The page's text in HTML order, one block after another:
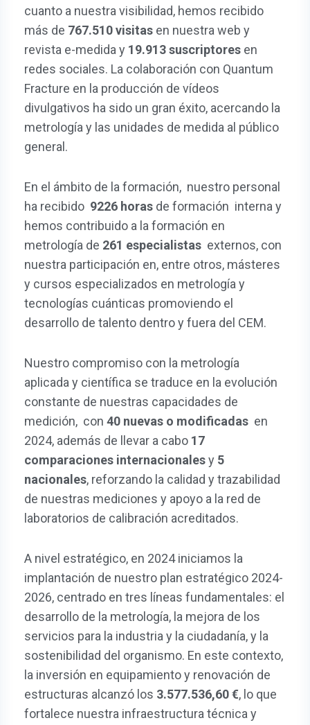
cuanto a nuestra visibilidad, hemos recibido
más de 767.510 visitas en nuestra web y
revista e-medida y 19.913 suscriptores en
redes sociales. La colaboración con Quantum
Fracture en la producción de vídeos
divulgativos ha sido un gran éxito, acercando la
metrología y las unidades de medida al público
general.
En el ámbito de la formación, nuestro personal
ha recibido 9226 horas de formación interna y
hemos contribuido a la formación en
metrología de 261 especialistas externos, con
nuestra participación en, entre otros, másteres
y cursos especializados en metrología y
tecnologías cuánticas promoviendo el
desarrollo de talento dentro y fuera del CEM.
Nuestro compromiso con la metrología
aplicada y científica se traduce en la evolución
constante de nuestras capacidades de
medición, con 40 nuevas o modificadas en
2024, además de llevar a cabo 17
comparaciones internacionalesy 5
nacionales, reforzando la calidad y trazabilidad
de nuestras mediciones y apoyo a la red de
laboratorios de calibración acreditados.
A nivel estratégico, en 2024 iniciamos la
implantación de nuestro plan estratégico 2024-
2026, centrado en tres líneas fundamentales: el
desarrollo de la metrología, la mejora de los
servicios para la industria y la ciudadanía, y la
sostenibilidad del organismo. En este contexto,
la inversión en equipamiento y renovación de
estructuras alcanzó los 3.577.536,60, lo que
fortalece nuestra infraestructura técnica y